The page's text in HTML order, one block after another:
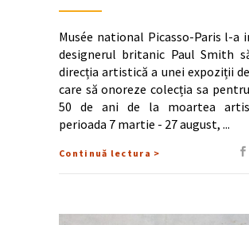
Musée national Picasso-Paris l-a
designerul britanic Paul Smith
direcția artistică a unei expoziții
care să onoreze colecția sa
50 de ani de la moartea
perioada 7 martie - 27 august,
Continuă lectura >